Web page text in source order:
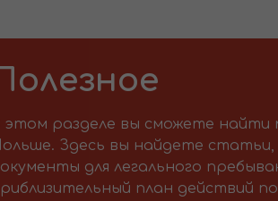
этом разделе вы сможете найти
Здесь вы найдете
для легального
план действий